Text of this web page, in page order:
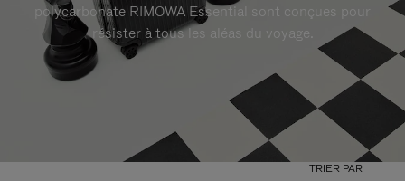
polycarbonate RIMOWA Essential sont conçues pour
résister à tous les aléas du voyage.
TRIER PAR